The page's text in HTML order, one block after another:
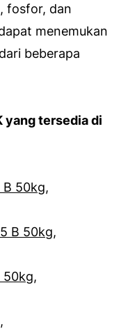
fosfor, dan
menemukan
beberapa
yang tersedia di
50kg,
B 50kg,
50kg,
,